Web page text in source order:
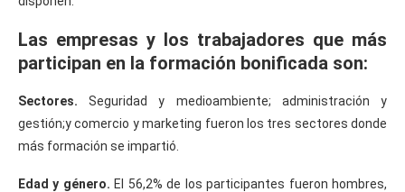
Las empresas y los trabajadores que más
participan en la formación bonificada son:
Sectores. Seguridad y medioambiente; administración y
gestión;y comercio y marketing fueron los tres sectores donde
más formación se impartió.
Edad y género. El 56,2% de los participantes fueron hombres,